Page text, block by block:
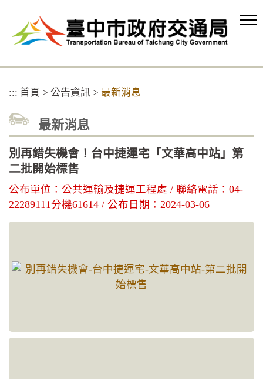
容
::: 首頁 > 公告資訊 > 最新消息
最新消息
別再錯失機會！台中捷運宅「文華高中站」第
二批開始標售
公布單位：公共運輸及捷運工程處 / 聯絡電話：04-
22289111分機61614 / 公布日期：2024-03-06